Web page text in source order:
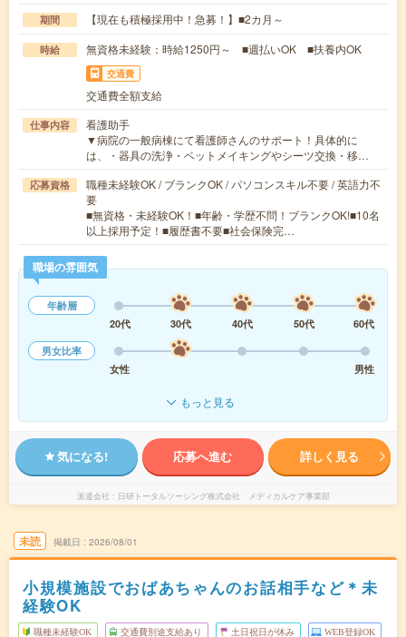
期間 【現在も積極採用中！急募！】■2カ月～
時給 無資格未経験：時給1250円～ ■週払いOK ■扶養内OK
交通費
交通費全額支給
仕事内容
看護助手
▼病院の一般病棟にて看護師さんのサポート！具体的に
は、・器具の洗浄・ベットメイキングやシーツ交換・移…
応募資格
職種未経験OK / ブランクOK / パソコンスキル不要 / 英語力不
要
■無資格・未経験OK！■年齢・学歴不問！ブランクOK!■10名
以上採用予定！■履歴書不要■社会保険完…
職場の雰囲気
年齢層
20代
30代 40代 50代
60代
男女比率
女性
男性
もっと見る
気になる! 応募へ進む 詳しく見る
派遣会社 日研トータルソーシング株式会社 メディカルケア事業部
未読 掲載日 2026/08/01
小規模施設でおばあちゃんのお話相手など＊未
経験OK
職種未経験OK 交通費別途支給あり 土日祝日が休み WEB登録OK